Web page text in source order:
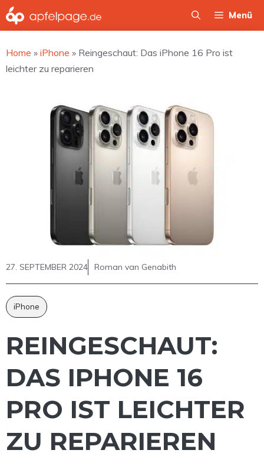
Zum
Inhalt
Menü
Home » iPhone » Reingeschaut: Das iPhone 16 Pro ist
leichter zu reparieren
27. SEPTEMBER 2024 Roman van Genabith
iPhone
REINGESCHAUT:
DAS IPHONE 16
PRO IST LEICHTER
ZU REPARIEREN